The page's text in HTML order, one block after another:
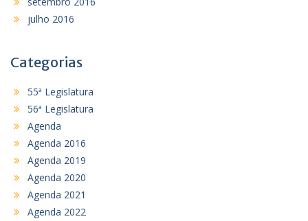
julho 2016
Categorias
55ª Legislatura
56ª Legislatura
Agenda
Agenda 2016
Agenda 2019
Agenda 2020
Agenda 2021
Agenda 2022